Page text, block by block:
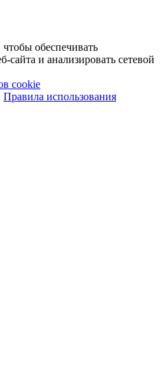
обеспечивать
сайта и анализировать сетевой
cookie
Правила использования